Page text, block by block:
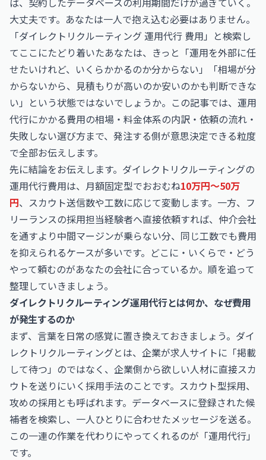
大丈夫です。あなたは一人で抱え込む必要はありません。
「ダイレクトリクルーティング 運用代行 費用」と検索し
てここにたどり着いたあなたは、きっと「運用を外部に任
せたいけれど、いくらかかるのか分からない」「相場が分
からないから、見積もりが高いのか安いのかも判断できな
い」という状態ではないでしょうか。この記事では、運用
代行にかかる費用の相場・料金体系の内訳・依頼の流れ・
失敗しない選び方まで、発注する側が意思決定できる粒度
で全部お伝えします。
先に結論をお伝えします。ダイレクトリクルーティングの
運用代行費用は、月額固定型でおおむね10万円〜50万
円、スカウト送信数や工数に応じて変動します。一方、フ
リーランスの採用担当経験者へ直接依頼すれば、仲介会社
を通すより中間マージンが乗らない分、同じ工数でも費用
を抑えられるケースが多いです。どこに・いくらで・どう
やって頼むのがあなたの会社に合っているか。順を追って
整理していきましょう。
ダイレクトリクルーティング運用代行とは何か、なぜ費用
が発生するのか
まず、言葉を日常の感覚に置き換えておきましょう。ダイ
レクトリクルーティングとは、企業が求人サイトに「掲載
して待つ」のではなく、企業側から欲しい人材に直接スカ
ウトを送りにいく採用手法のことです。スカウト型採用、
攻めの採用とも呼ばれます。データベースに登録された候
補者を検索し、一人ひとりに合わせたメッセージを送る。
この一連の作業を代わりにやってくれるのが「運用代行」
です。